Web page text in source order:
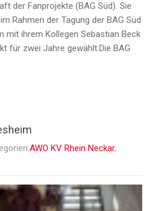
der Fanprojekte (BAG Süd). Sie
Rahmen der Tagung der BAG Süd
mit ihrem Kollegen Sebastian Beck
für zwei Jahre gewählt.Die BAG
AWO KV Rhein Neckar,